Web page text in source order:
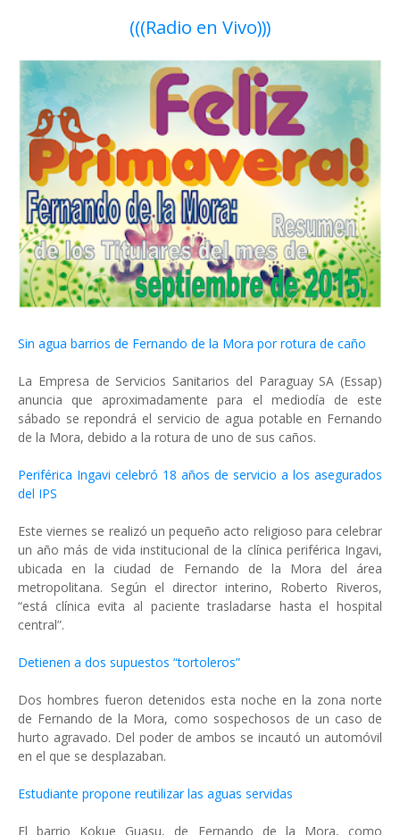
(((Radio en Vivo)))
Sin agua barrios de Fernando de la Mora por rotura de caño
La Empresa de Servicios Sanitarios del Paraguay SA (Essap)
anuncia que aproximadamente para el mediodía de este
sábado se repondrá el servicio de agua potable en Fernando
de la Mora, debido a la rotura de uno de sus caños.
Periférica Ingavi celebró 18 años de servicio a los asegurados
del IPS
Este viernes se realizó un pequeño acto religioso para celebrar
un año más de vida institucional de la clínica periférica Ingavi,
ubicada en la ciudad de Fernando de la Mora del área
metropolitana. Según el director interino, Roberto Riveros,
“está clínica evita al paciente trasladarse hasta el hospital
central”.
Detienen a dos supuestos “tortoleros”
Dos hombres fueron detenidos esta noche en la zona norte
de Fernando de la Mora, como sospechosos de un caso de
hurto agravado. Del poder de ambos se incautó un automóvil
en el que se desplazaban.
Estudiante propone reutilizar las aguas servidas
El barrio Kokue Guasu, de Fernando de la Mora, como